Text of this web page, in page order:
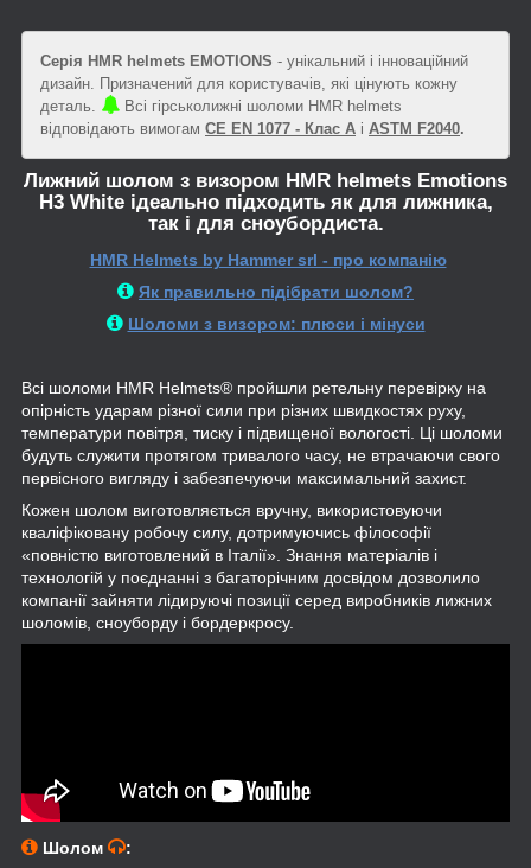
Серія HMR helmets EMOTIONS - унікальний і інноваційний
дизайн. Призначений для користувачів, які цінують кожну
деталь.
Всі гірськолижні шоломи HMR helmets
відповідають вимогам CE EN 1077 - Клас A і ASTM F2040.
Лижний шолом з визором HMR helmets Emotions
H3 White ідеально підходить як для лижника,
так і для сноубордиста.
HMR Helmets by Hammer srl - про компанію
Як правильно підібрати шолом?
Шоломи з визором: плюси і мінуси
Всі шоломи HMR Helmets® пройшли ретельну перевірку на
опірність ударам різної сили при різних швидкостях руху,
температури повітря, тиску і підвищеної вологості. Ці шоломи
будуть служити протягом тривалого часу, не втрачаючи свого
первісного вигляду і забезпечуючи максимальний захист.
Кожен шолом виготовляється вручну, використовуючи
кваліфіковану робочу силу, дотримуючись філософії
«повністю виготовлений в Італії». Знання матеріалів і
технологій у поєднанні з багаторічним досвідом дозволило
компанії зайняти лідируючі позиції серед виробників лижних
шоломів, сноуборду і бордеркросу.
Шолом
: